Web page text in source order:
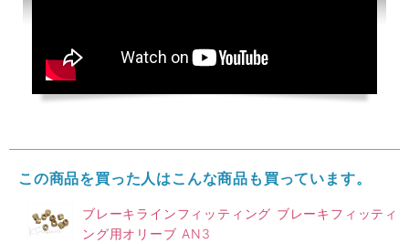
この商品を買った人はこんな商品も買っています。
ブレーキラインフィッティング ブレーキフィッティ
ング用オリーブ AN3